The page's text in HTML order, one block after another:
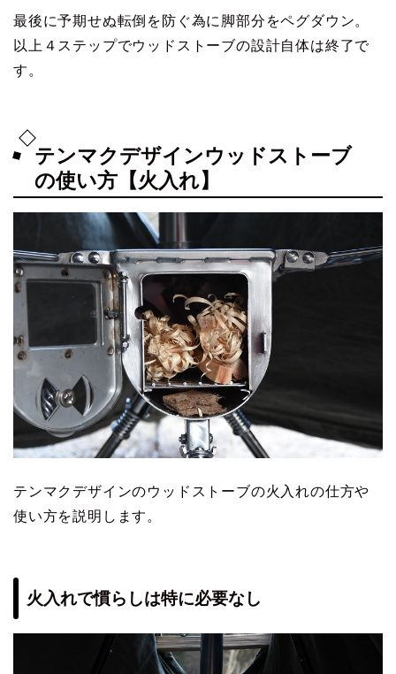
最後に予期せぬ転倒を防ぐ為に脚部分をペグダウン。
以上４ステップでウッドストーブの設計自体は終了で
す。
テンマクデザインウッドストーブ
の使い方【火入れ】
テンマクデザインのウッドストーブの火入れの仕方や
使い方を説明します。
火入れで慣らしは特に必要なし